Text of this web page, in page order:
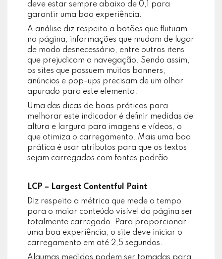
deve estar sempre abaixo de 0,1 para
garantir uma boa experiência.
A análise diz respeito a botões que flutuam
na página, informações que mudam de lugar
de modo desnecessário, entre outros itens
que prejudicam a navegação. Sendo assim,
os sites que possuem muitos banners,
anúncios e pop-ups precisam de um olhar
apurado para este elemento.
Uma das dicas de boas práticas para
melhorar este indicador é definir medidas de
altura e largura para imagens e vídeos, o
que otimiza o carregamento. Mais uma boa
prática é usar atributos para que os textos
sejam carregados com fontes padrão.
LCP – Largest Contentful Paint
Diz respeito a métrica que mede o tempo
para o maior conteúdo visível da página ser
totalmente carregado. Para proporcionar
uma boa experiência, o site deve iniciar o
carregamento em até 2,5 segundos.